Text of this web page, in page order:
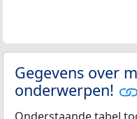
Gegevens over
onderwerpen!